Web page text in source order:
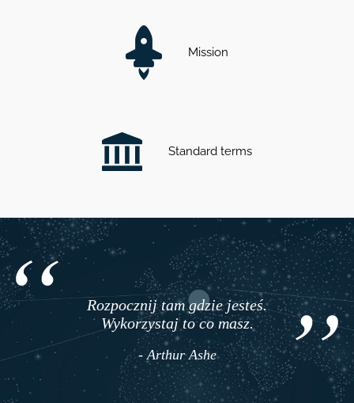
Mission
Standard terms
Rozpocznij tam gdzie jesteś.
Wykorzystaj to co masz.
- Arthur Ashe